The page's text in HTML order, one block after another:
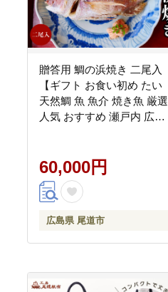
贈答用 鯛の浜焼き 二尾入
【ギフト お食い初め たい
天然鯛 魚 魚介 焼き魚 厳選
人気 おすすめ 瀬戸内 広島
60,000円
広島県 尾道市